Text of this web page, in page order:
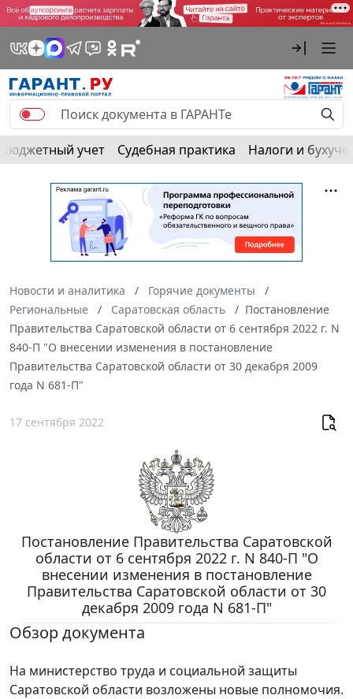
Бюджетный учет Судебная практика Налоги и
Новости и аналитика
Горячие документы
Региональные
Саратовская область
Постановление
Правительства Саратовской области от 6 сентября 2022 г. N
840-П "О внесении изменения в постановление
Правительства Саратовской области от 30 декабря 2009
года N 681-П"
17 сентября 2022
Постановление Правительства Саратовской
области от 6 сентября 2022 г. N 840-П "О
внесении изменения в постановление
Правительства Саратовской области от 30
декабря 2009 года N 681-П"
Обзор документа
На министерство труда и социальной защиты
Саратовской области возложены новые полномочия.